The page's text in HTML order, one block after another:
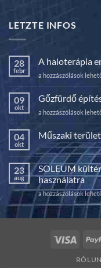
LETZTE INFOS
28
febr
A haloterápia
A
haloterápia
ereje
bejegyzéshez
a hozzászólások
09
okt
Gőzfürdő
Gőzfürdő
építése
magadnak
bejegyzéshez
a hozzászólások
04
okt
Műszaki
Nincs
hozzászólás
a(z)
Műszaki
terület
gőzfürdő
bejegyzéshez
23
aug
SOLEUM
használatra
SOLEUM
kültéri
szauna
kültéri
a hozzászólások
Visa